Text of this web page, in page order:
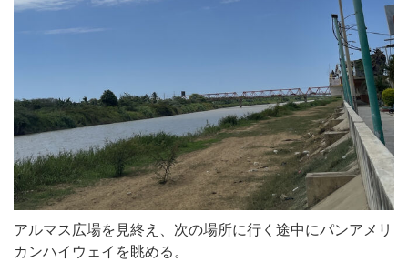
アルマス広場を見終え、次の場所に行く途中にパンアメリ
カンハイウェイを眺める。